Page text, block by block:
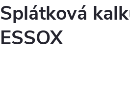
Splátková
ESSOX